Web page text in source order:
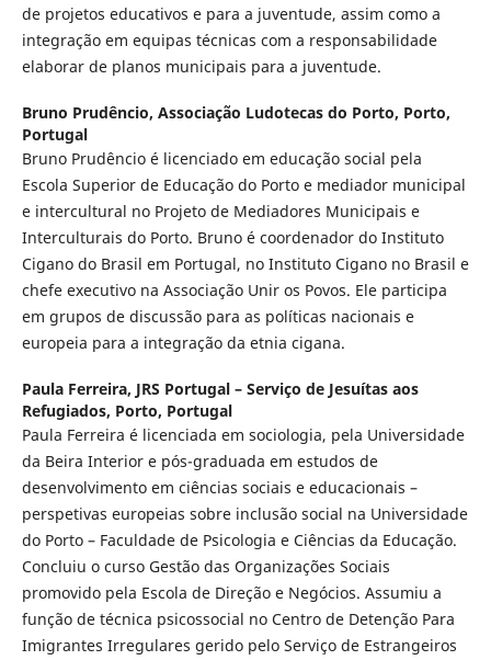
de projetos educativos e para a juventude, assim como a
integração em equipas técnicas com a responsabilidade
elaborar de planos municipais para a juventude.
Bruno Prudêncio, Associação Ludotecas do Porto, Porto,
Portugal
Bruno Prudêncio é licenciado em educação social pela
Escola Superior de Educação do Porto e mediador municipal
e intercultural no Projeto de Mediadores Municipais e
Interculturais do Porto. Bruno é coordenador do Instituto
Cigano do Brasil em Portugal, no Instituto Cigano no Brasil e
chefe executivo na Associação Unir os Povos. Ele participa
em grupos de discussão para as políticas nacionais e
europeia para a integração da etnia cigana.
Paula Ferreira, JRS Portugal – Serviço de Jesuítas aos
Refugiados, Porto, Portugal
Paula Ferreira é licenciada em sociologia, pela Universidade
da Beira Interior e pós-graduada em estudos de
desenvolvimento em ciências sociais e educacionais –
perspetivas europeias sobre inclusão social na Universidade
do Porto – Faculdade de Psicologia e Ciências da Educação.
Concluiu o curso Gestão das Organizações Sociais
promovido pela Escola de Direção e Negócios. Assumiu a
função de técnica psicossocial no Centro de Detenção Para
Imigrantes Irregulares gerido pelo Serviço de Estrangeiros